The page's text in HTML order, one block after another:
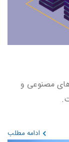
مصنوعی و
ادامه مطلب